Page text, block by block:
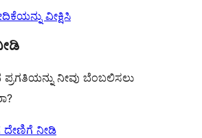
ವೀಕ್ಷಿಸಿ
ನೀವು ಬೆಂಬಲಿಸಲು
ದೇಣಿಗೆ ನೀಡಿ